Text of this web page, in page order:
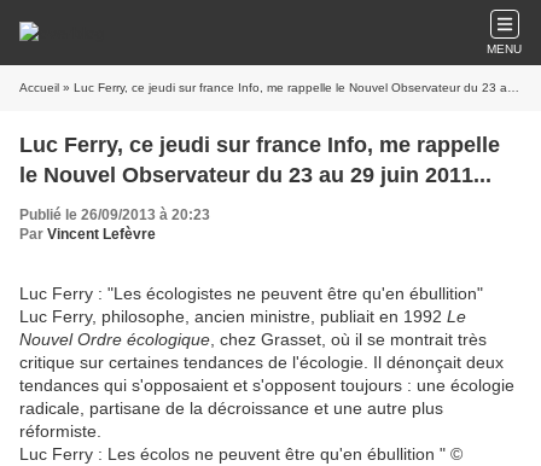
MENU
Accueil » Luc Ferry, ce jeudi sur france Info, me rappelle le Nouvel Observateur du 23 au 29 juin 2011...
Luc Ferry, ce jeudi sur france Info, me rappelle
le Nouvel Observateur du 23 au 29 juin 2011...
Publié le 26/09/2013 à 20:23
Par Vincent Lefèvre
Luc Ferry : "Les écologistes ne peuvent être qu'en ébullition"
Luc Ferry, philosophe, ancien ministre, publiait en 1992 Le
Nouvel Ordre écologique , chez Grasset, où il se montrait très
critique sur certaines tendances de l'écologie. Il dénonçait deux
tendances qui s'opposaient et s'opposent toujours : une écologie
radicale, partisane de la décroissance et une autre plus
réformiste.
Luc Ferry : Les écolos ne peuvent être qu'en ébullition " ©